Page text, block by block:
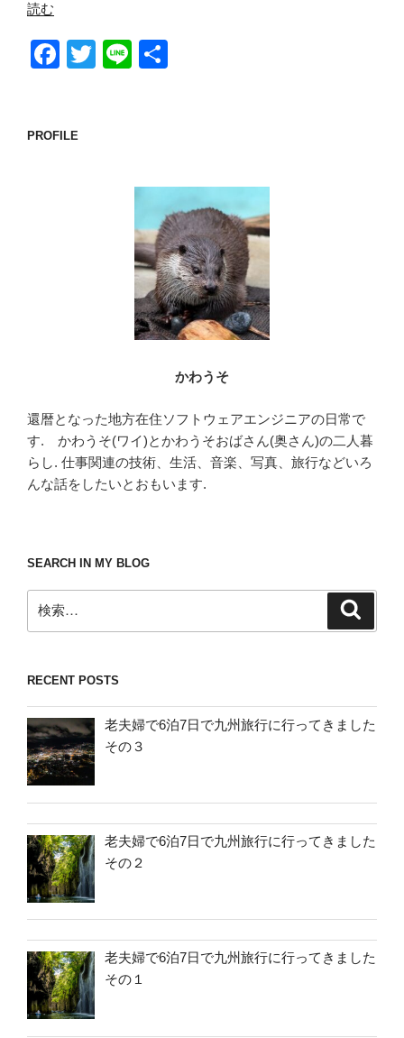
読む
F
e
T
Li
PROFILE
かわうそ
還暦となった地方在住ソフトウェアエンジニアの日常で
す. かわうそ(ワイ)とかわうそおばさん(奥さん)の二人暮
らし. 仕事関連の技術、生活、音楽、写真、旅行などいろ
んな話をしたいとおもいます.
SEARCH IN MY BLOG
索:
RECENT POSTS
老夫婦で6泊7日で九州旅行に行ってきました
その３
老夫婦で6泊7日で九州旅行に行ってきました
その２
老夫婦で6泊7日で九州旅行に行ってきました
その１